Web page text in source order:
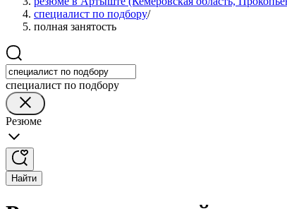
специалист по подбору/
полная занятость
специалист по подбору
Резюме
Найти